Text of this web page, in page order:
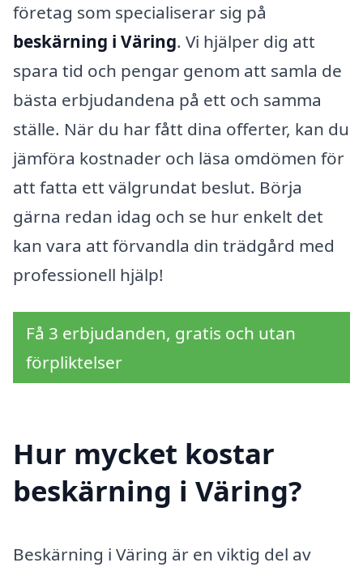
företag som specialiserar sig på
beskärning i Väring. Vi hjälper dig att
spara tid och pengar genom att samla de
bästa erbjudandena på ett och samma
ställe. När du har fått dina offerter, kan du
jämföra kostnader och läsa omdömen för
att fatta ett välgrundat beslut. Börja
gärna redan idag och se hur enkelt det
kan vara att förvandla din trädgård med
professionell hjälp!
Få 3 erbjudanden, gratis och utan
förpliktelser
Hur mycket kostar
beskärning i Väring?
Beskärning i Väring är en viktig del av